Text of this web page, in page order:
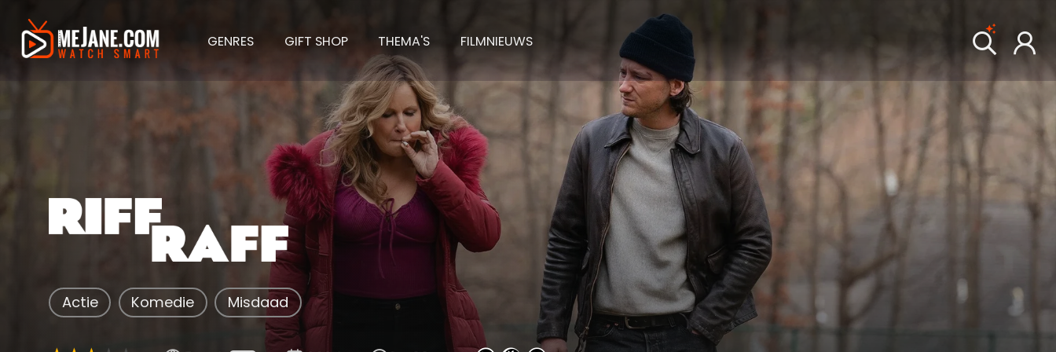
GENRES GIFT SHOP THEMA'S FILMNIEUWS
Riff Raff
Actie Komedie Misdaad